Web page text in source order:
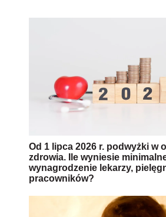
Od 1 lipca 2026 r. podwyżki w
zdrowia. Ile wyniesie
wynagrodzenie lekarzy,
pracowników?